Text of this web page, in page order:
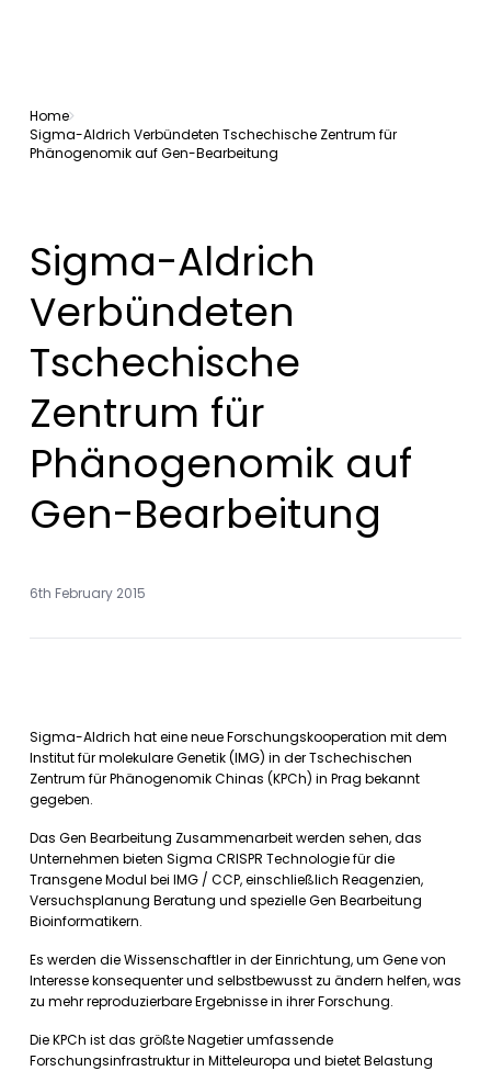
Home
Sigma-Aldrich Verbündeten Tschechische Zentrum für
Phänogenomik auf Gen-Bearbeitung
Sigma-Aldrich
Verbündeten
Tschechische
Zentrum für
Phänogenomik auf
Gen-Bearbeitung
6th February 2015
Sigma-Aldrich hat eine neue Forschungskooperation mit dem
Institut für molekulare Genetik (IMG) in der Tschechischen
Zentrum für Phänogenomik Chinas (KPCh) in Prag bekannt
gegeben.
Das Gen Bearbeitung Zusammenarbeit werden sehen, das
Unternehmen bieten Sigma CRISPR Technologie für die
Transgene Modul bei IMG / CCP, einschließlich Reagenzien,
Versuchsplanung Beratung und spezielle Gen Bearbeitung
Bioinformatikern.
Es werden die Wissenschaftler in der Einrichtung, um Gene von
Interesse konsequenter und selbstbewusst zu ändern helfen, was
zu mehr reproduzierbare Ergebnisse in ihrer Forschung.
Die KPCh ist das größte Nagetier umfassende
Forschungsinfrastruktur in Mitteleuropa und bietet Belastung